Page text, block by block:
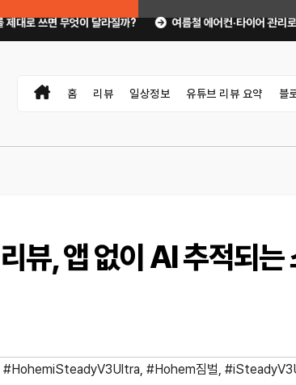
질까? 여름철 에어컨·타이어 관리로 자동차 고장 예방하
홈 리뷰 일상정보 유튜브 리뷰 요약 블
, 앱 없이 AI 추적되는
#HohemiSteadyV3Ultra, #Hohem짐벌,